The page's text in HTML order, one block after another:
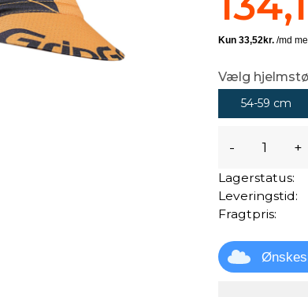
Vælg
54-59 cm
- +
Lagerstatus:
Leveringstid:
Fragtpris: